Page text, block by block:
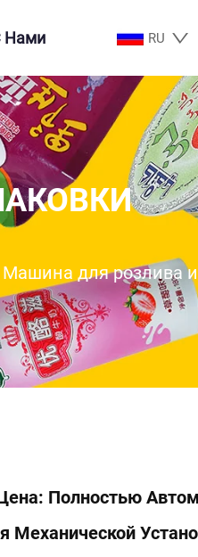
Нами RU
Машина для розлива и
Полностью
Механической